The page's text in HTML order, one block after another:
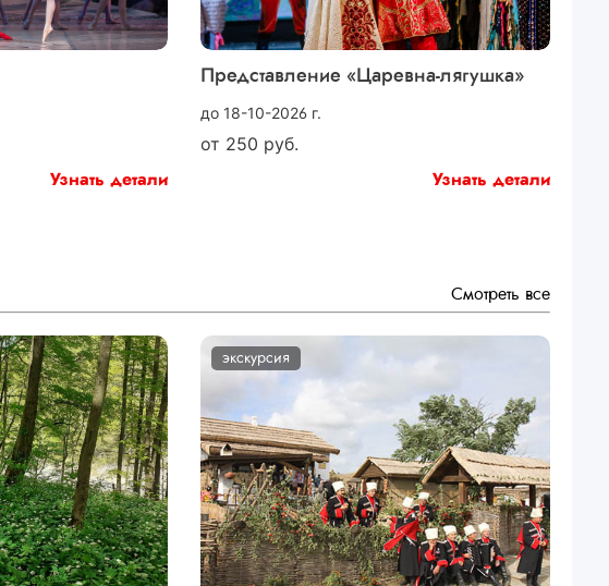
Узнать детали
Представление «Царевна-лягушка»
до 18-10-2026 г.
от 250 руб.
Узнать детали
Смотреть все
экскурсия